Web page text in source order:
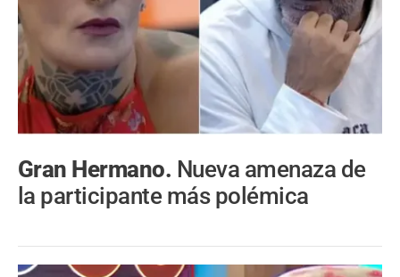
Gran Hermano. Nueva amenaza de
la participante más polémica